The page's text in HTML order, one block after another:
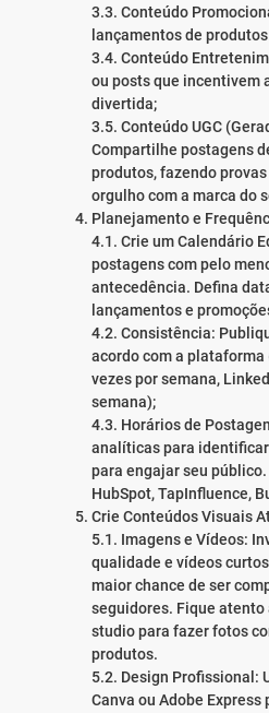
3.3. Conteúdo
lançamentos de
3.4. Conteúdo
ou posts que incentivem
divertida;
3.5. Conteúdo UGC
Compartilhe postagens
produtos, fazendo
orgulho com a marca do
Planejamento e
4.1. Crie um Calendário
postagens com pelo
antecedência. Defina
lançamentos e
4.2. Consistência:
acordo com a
vezes por semana,
semana);
4.3. Horários de
analíticas para
para engajar seu público.
HubSpot, TapInfluence,
Crie Conteúdos Visuais
5.1. Imagens e Vídeos:
qualidade e vídeos
maior chance de ser
seguidores. Fique atento
studio para fazer fotos
produtos.
5.2. Design Profissional:
Canva ou Adobe